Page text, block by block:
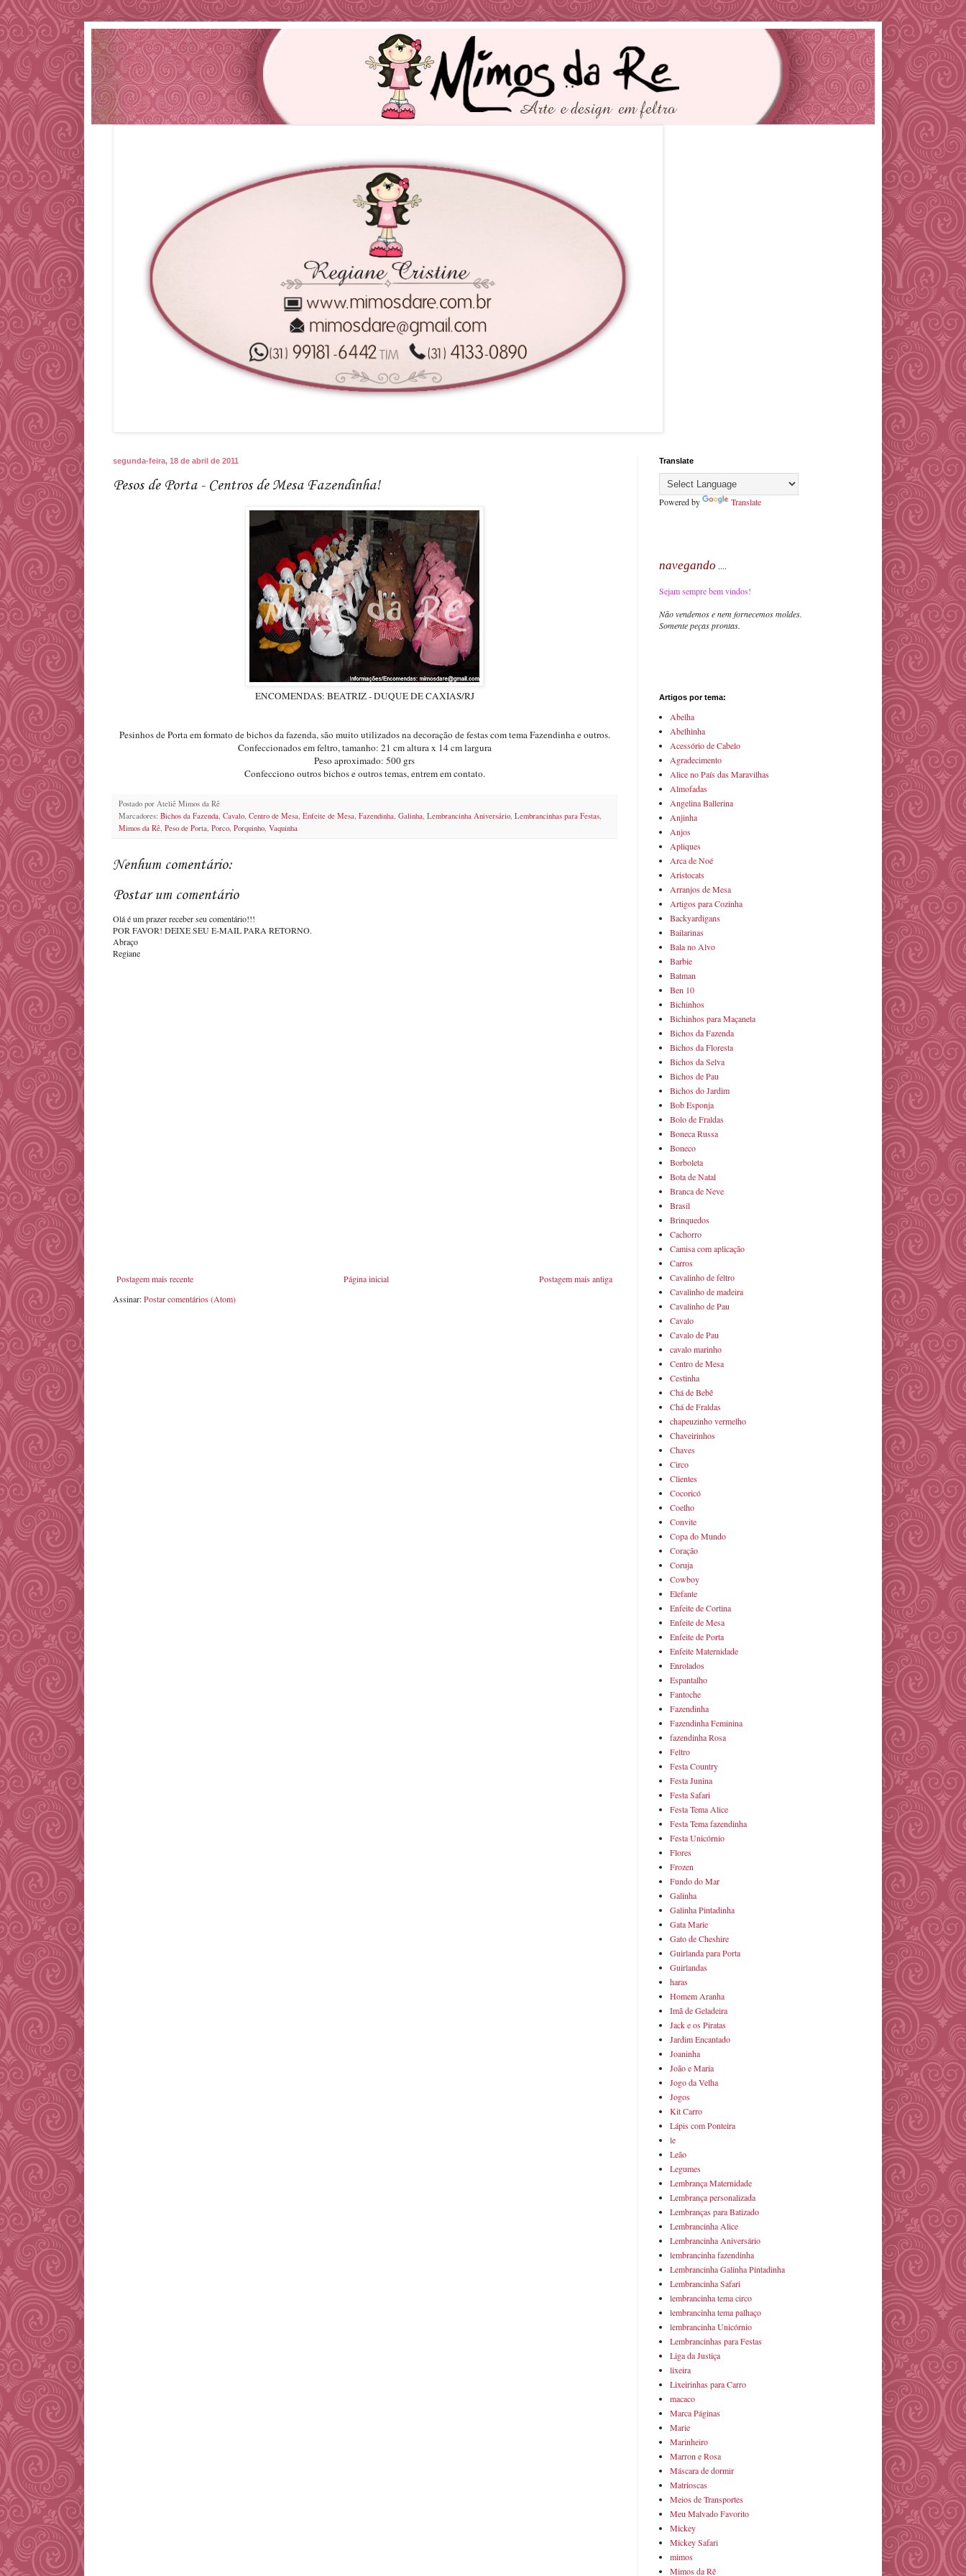
segunda-feira, 18 de abril de 2011
Pesos de Porta - Centros de Mesa Fazendinha!
ENCOMENDAS: BEATRIZ - DUQUE DE CAXIAS/RJ
Pesinhos de Porta em formato de bichos da fazenda, são muito utilizados na decoração de festas com tema Fazendinha e outros.
Confeccionados em feltro, tamanho: 21 cm altura x 14 cm largura
Peso aproximado: 500 grs
Confecciono outros bichos e outros temas, entrem em contato.
Postado por Ateliê Mimos da Rê
Marcadores: Bichos da Fazenda Cavalo Centro de Mesa Enfeite de Mesa Fazendinha Galinha Lembrancinha Aniversário Lembrancinhas para Festas
Mimos da Rê Peso de Porta Porco Porquinho Vaquinha
Nenhum comentário:
Postar um comentário
Olá é um prazer receber seu comentário!!!
POR FAVOR! DEIXE SEU E-MAIL PARA RETORNO.
Abraço
Regiane
Postagem mais recente Postagem mais antiga
Página inicial
Assinar:Postar comentários (Atom)
Translate
Powered by Translate
navegando ....
Sejam sempre bem vindos!
Não vendemos e nem fornecemos moldes.
Somente peças prontas.
Artigos por tema:
Abelha
Abelhinha
Acessório de Cabelo
Agradecimento
Alice no País das Maravilhas
Almofadas
Angelina Ballerina
Anjinha
Anjos
Apliques
Arca de Noé
Aristocats
Arranjos de Mesa
Artigos para Cozinha
Backyardigans
Bailarinas
Bala no Alvo
Barbie
Batman
Ben 10
Bichinhos
Bichinhos para Maçaneta
Bichos da Fazenda
Bichos da Floresta
Bichos da Selva
Bichos de Pau
Bichos do Jardim
Bob Esponja
Bolo de Fraldas
Boneca Russa
Boneco
Borboleta
Bota de Natal
Branca de Neve
Brasil
Brinquedos
Cachorro
Camisa com aplicação
Carros
Cavalinho de feltro
Cavalinho de madeira
Cavalinho de Pau
Cavalo
Cavalo de Pau
cavalo marinho
Centro de Mesa
Cestinha
Chá de Bebê
Chá de Fraldas
chapeuzinho vermelho
Chaveirinhos
Chaves
Circo
Clientes
Cocoricó
Coelho
Convite
Copa do Mundo
Coração
Coruja
Cowboy
Elefante
Enfeite de Cortina
Enfeite de Mesa
Enfeite de Porta
Enfeite Maternidade
Enrolados
Espantalho
Fantoche
Fazendinha
Fazendinha Feminina
fazendinha Rosa
Feltro
Festa Country
Festa Junina
Festa Safari
Festa Tema Alice
Festa Tema fazendinha
Festa Unicórnio
Flores
Frozen
Fundo do Mar
Galinha
Galinha Pintadinha
Gata Marie
Gato de Cheshire
Guirlanda para Porta
Guirlandas
haras
Homem Aranha
Imã de Geladeira
Jack e os Piratas
Jardim Encantado
Joaninha
João e Maria
Jogo da Velha
Jogos
Kit Carro
Lápis com Ponteira
le
Leão
Legumes
Lembrança Maternidade
Lembrança personalizada
Lembranças para Batizado
Lembrancinha Alice
Lembrancinha Aniversário
lembrancinha fazendinha
Lembrancinha Galinha Pintadinha
Lembrancinha Safari
lembrancinha tema circo
lembrancinha tema palhaço
lembrancinha Unicórnio
Lembrancinhas para Festas
Liga da Justiça
lixeira
Lixeirinhas para Carro
macaco
Marca Páginas
Marie
Marinheiro
Marron e Rosa
Máscara de dormir
Matrioscas
Meios de Transportes
Meu Malvado Favorito
Mickey
Mickey Safari
mimos
Mimos da Rê